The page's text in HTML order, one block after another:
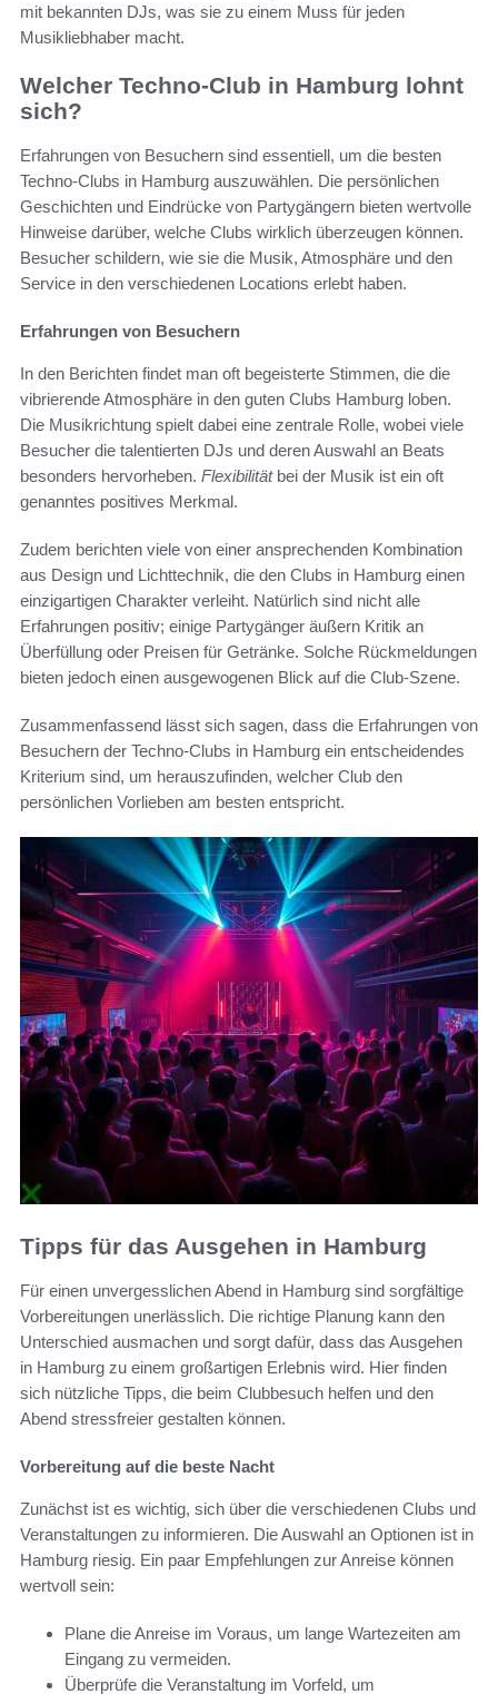
mit bekannten DJs, was sie zu einem Muss für jeden
Musikliebhaber macht.
Welcher Techno-Club in Hamburg lohnt
sich?
Erfahrungen von Besuchern sind essentiell, um die besten
Techno-Clubs in Hamburg auszuwählen. Die persönlichen
Geschichten und Eindrücke von Partygängern bieten wertvolle
Hinweise darüber, welche Clubs wirklich überzeugen können.
Besucher schildern, wie sie die Musik, Atmosphäre und den
Service in den verschiedenen Locations erlebt haben.
Erfahrungen von Besuchern
In den Berichten findet man oft begeisterte Stimmen, die die
vibrierende Atmosphäre in den guten Clubs Hamburg loben.
Die Musikrichtung spielt dabei eine zentrale Rolle, wobei viele
Besucher die talentierten DJs und deren Auswahl an Beats
besonders hervorheben. Flexibilitätbei der Musik ist ein oft
genanntes positives Merkmal.
Zudem berichten viele von einer ansprechenden Kombination
aus Design und Lichttechnik, die den Clubs in Hamburg einen
einzigartigen Charakter verleiht. Natürlich sind nicht alle
Erfahrungen positiv; einige Partygänger äußern Kritik an
Überfüllung oder Preisen für Getränke. Solche Rückmeldungen
bieten jedoch einen ausgewogenen Blick auf die Club-Szene.
Zusammenfassend lässt sich sagen, dass die Erfahrungen von
Besuchern der Techno-Clubs in Hamburg ein entscheidendes
Kriterium sind, um herauszufinden, welcher Club den
persönlichen Vorlieben am besten entspricht.
Tipps für das Ausgehen in Hamburg
Für einen unvergesslichen Abend in Hamburg sind sorgfältige
Vorbereitungen unerlässlich. Die richtige Planung kann den
Unterschied ausmachen und sorgt dafür, dass das Ausgehen
in Hamburg zu einem großartigen Erlebnis wird. Hier finden
sich nützliche Tipps, die beim Clubbesuch helfen und den
Abend stressfreier gestalten können.
Vorbereitung auf die beste Nacht
Zunächst ist es wichtig, sich über die verschiedenen Clubs und
Veranstaltungen zu informieren. Die Auswahl an Optionen ist in
Hamburg riesig. Ein paar Empfehlungen zur Anreise können
wertvoll sein:
Plane die Anreise im Voraus, um lange Wartezeiten am
Eingang zu vermeiden.
Überprüfe die Veranstaltung im Vorfeld, um